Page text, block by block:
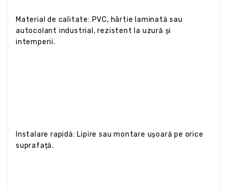
Material de calitate: PVC, hârtie laminată sau
autocolant industrial, rezistent la uzură și
intemperii.
Instalare rapidă: Lipire sau montare ușoară pe orice
suprafață.